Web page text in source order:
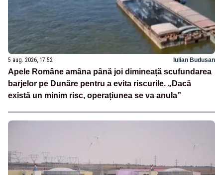
5 aug. 2026, 17:52 Iulian Budusan
Apele Române amâna până joi dimineață scufundarea
barjelor pe Dunăre pentru a evita riscurile. „Dacă
există un minim risc, operațiunea se va anula”